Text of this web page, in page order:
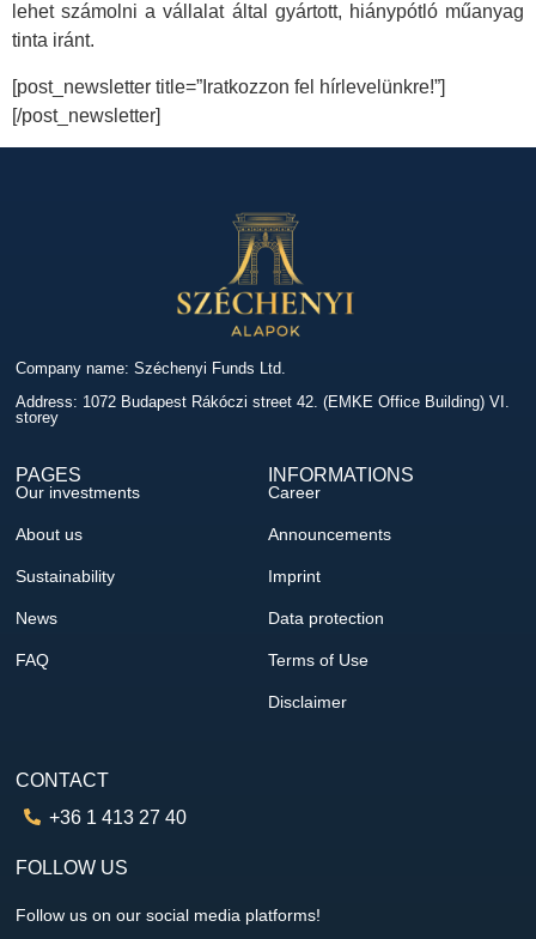
lehet számolni a vállalat által gyártott, hiánypótló műanyag
tinta iránt.
[post_newsletter title=”Iratkozzon fel hírlevelünkre!”]
[/post_newsletter]
Company name: Széchenyi Funds Ltd.
Address: 1072 Budapest Rákóczi street 42. (EMKE Office Building) VI.
storey
PAGES
Our investments
About us
Sustainability
News
FAQ
INFORMATIONS
Career
Announcements
Imprint
Data protection
Terms of Use
Disclaimer
CONTACT
+36 1 413 27 40
FOLLOW US
Follow us on our social media platforms!